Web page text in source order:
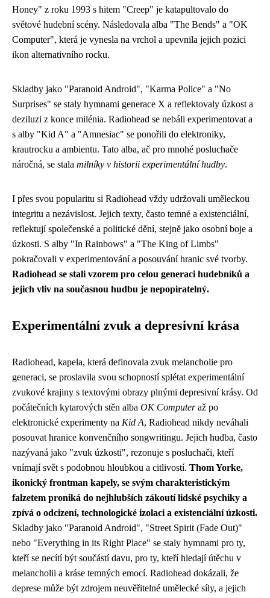
Honey" z roku 1993 s hitem "Creep" je katapultovalo do
světové hudební scény. Následovala alba "The Bends" a "OK
Computer", která je vynesla na vrchol a upevnila jejich pozici
ikon alternativního rocku.
Skladby jako "Paranoid Android", "Karma Police" a "No
Surprises" se staly hymnami generace X a reflektovaly úzkost a
deziluzi z konce milénia. Radiohead se nebáli experimentovat a
s alby "Kid A" a "Amnesiac" se ponořili do elektroniky,
krautrocku a ambientu. Tato alba, ač pro mnohé posluchače
náročná, se stala milníky v historii experimentální hudby.
I přes svou popularitu si Radiohead vždy udržovali uměleckou
integritu a nezávislost. Jejich texty, často temné a existenciální,
reflektují společenské a politické dění, stejně jako osobní boje a
úzkosti. S alby "In Rainbows" a "The King of Limbs"
pokračovali v experimentování a posouvání hranic své tvorby.
Radiohead se stali vzorem pro celou generaci hudebníků a
jejich vliv na současnou hudbu je nepopiratelný.
Experimentální zvuk a depresivní krása
Radiohead, kapela, která definovala zvuk melancholie pro
generaci, se proslavila svou schopností splétat experimentální
zvukové krajiny s textovými obrazy plnými depresivní krásy. Od
počátečních kytarových stěn alba OK Computeraž po
elektronické experimenty na Kid A, Radiohead nikdy neváhali
posouvat hranice konvenčního songwritingu. Jejich hudba, často
nazývaná jako "zvuk úzkosti", rezonuje s posluchači, kteří
vnímají svět s podobnou hloubkou a citlivostí. Thom Yorke,
ikonický frontman kapely, se svým charakteristickým
falzetem proniká do nejhlubších zákoutí lidské psychiky a
zpívá o odcizení, technologické izolaci a existenciální úzkosti.
Skladby jako "Paranoid Android", "Street Spirit (Fade Out)"
nebo "Everything in its Right Place" se staly hymnami pro ty,
kteří se necítí být součástí davu, pro ty, kteří hledají útěchu v
melancholii a kráse temných emocí. Radiohead dokázali, že
deprese může být zdrojem neuvěřitelné umělecké síly, a jejich